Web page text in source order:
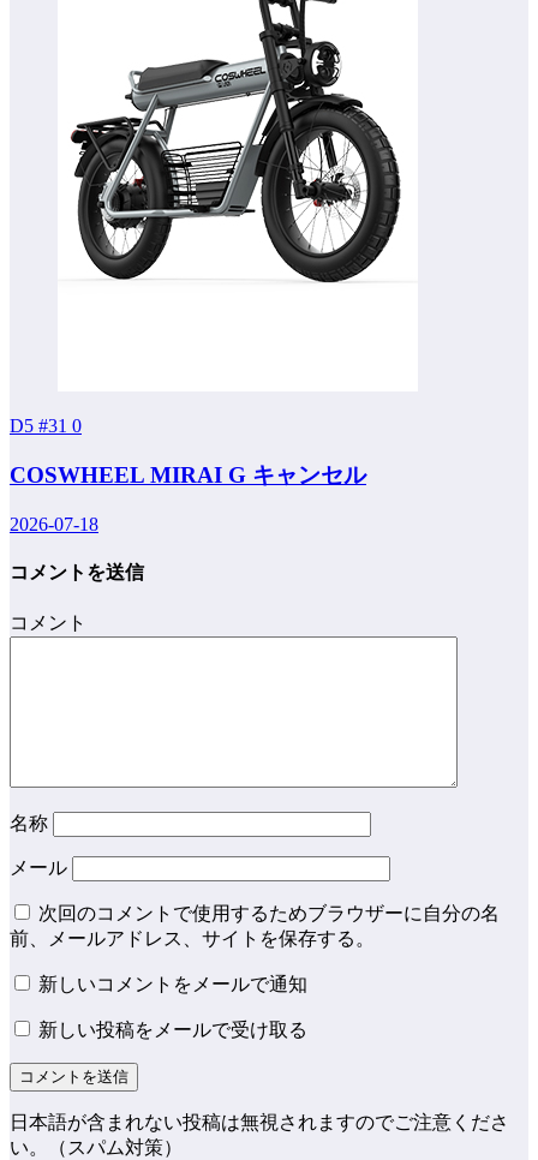
D5 #31 0
COSWHEEL MIRAI G キャンセル
2026-07-18
コメントを送信
コメント
名称
メール
次回のコメントで使用するためブラウザーに自分の名
前、メールアドレス、サイトを保存する。
新しいコメントをメールで通知
新しい投稿をメールで受け取る
日本語が含まれない投稿は無視されますのでご注意くださ
い。（スパム対策）